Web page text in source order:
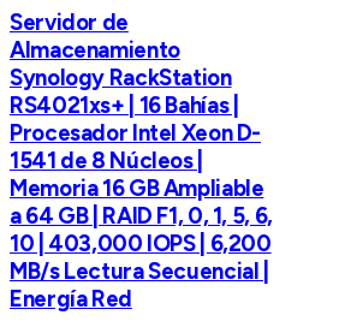
Servidor de
Almacenamiento
Synology RackStation
RS4021xs+ | 16 Bahías |
Procesador Intel Xeon D-
1541 de 8 Núcleos |
Memoria 16 GB Ampliable
a 64 GB | RAID F1, 0, 1, 5, 6,
10 | 403,000 IOPS | 6,200
MB/s Lectura Secuencial |
Energía Red